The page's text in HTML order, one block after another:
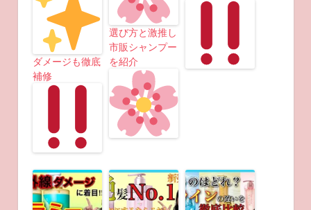
ダメージも徹底
補修
選び方と激推し
市販シャンプー
を紹介